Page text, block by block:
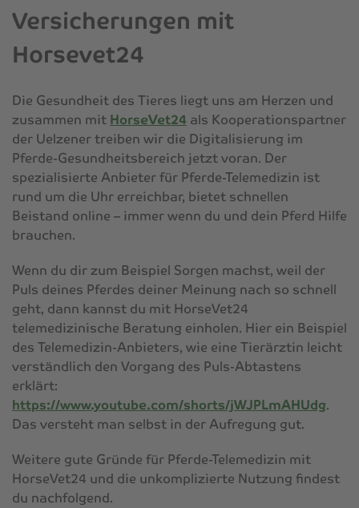
Versicherungen mit
Horsevet24
Die Gesundheit des Tieres liegt uns am Herzen und
zusammen mit HorseVet24 als Kooperationspartner
der Uelzener treiben wir die Digitalisierung im
Pferde-Gesundheitsbereich jetzt voran. Der
spezialisierte Anbieter für Pferde-Telemedizin ist
rund um die Uhr erreichbar, bietet schnellen
Beistand online – immer wenn du und dein Pferd Hilfe
brauchen.
Wenn du dir zum Beispiel Sorgen machst, weil der
Puls deines Pferdes deiner Meinung nach so schnell
geht, dann kannst du mit HorseVet24
telemedizinische Beratung einholen. Hier ein Beispiel
des Telemedizin-Anbieters, wie eine Tierärztin leicht
verständlich den Vorgang des Puls-Abtastens
erklärt:
https://www.youtube.com/shorts/jWJPLmAHUdg.
Das versteht man selbst in der Aufregung gut.
Weitere gute Gründe für Pferde-Telemedizin mit
HorseVet24 und die unkomplizierte Nutzung findest
du nachfolgend.